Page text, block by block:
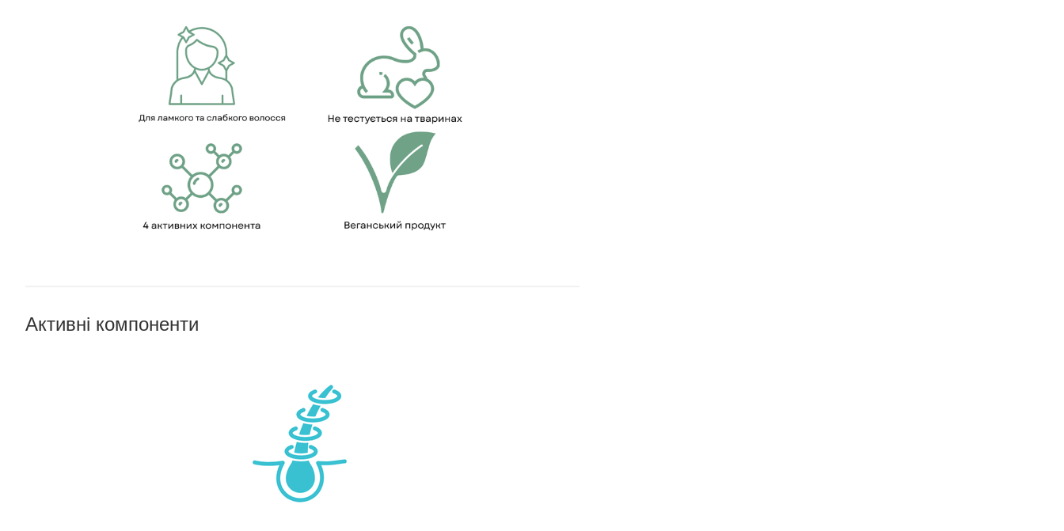
Активні компоненти